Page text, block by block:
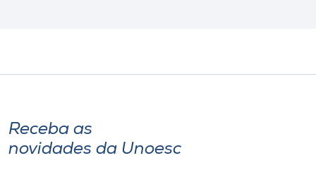
Receba as
novidades da Unoesc